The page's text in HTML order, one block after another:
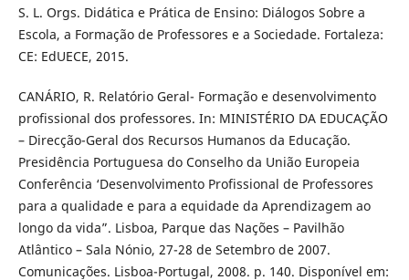
S. L. Orgs. Didática e Prática de Ensino: Diálogos Sobre a
Escola, a Formação de Professores e a Sociedade. Fortaleza:
CE: EdUECE, 2015.
CANÁRIO, R. Relatório Geral- Formação e desenvolvimento
profissional dos professores. In: MINISTÉRIO DA EDUCAÇÃO
– Direcção-Geral dos Recursos Humanos da Educação.
Presidência Portuguesa do Conselho da União Europeia
Conferência ‘Desenvolvimento Profissional de Professores
para a qualidade e para a equidade da Aprendizagem ao
longo da vida”. Lisboa, Parque das Nações – Pavilhão
Atlântico – Sala Nónio, 27-28 de Setembro de 2007.
Comunicações. Lisboa-Portugal, 2008. p. 140. Disponível em: